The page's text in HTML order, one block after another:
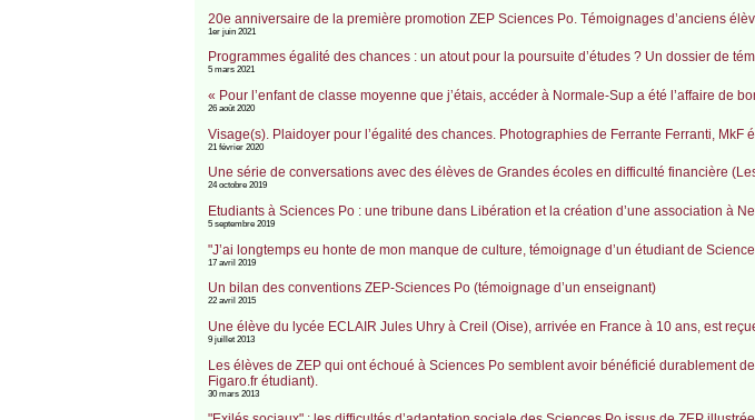
20e anniversaire de la première promotion ZEP Sciences Po. Témoignages d’anciens
1er juin 2021
Programmes égalité des chances : un atout pour la poursuite d’études ? Un dossier de
5 mars 2021
« Pour l’enfant de classe moyenne que j’étais, accéder à Normale-Sup a été l’affaire de
26 août 2020
Visage(s). Plaidoyer pour l’égalité des chances. Photographies de Ferrante Ferranti, MkF
21 février 2020
Une série de conversations avec des élèves de Grandes écoles en difficulté financière
24 octobre 2019
Etudiants à Sciences Po : une tribune dans Libération et la création d’une association à
5 septembre 2019
"J’ai longtemps eu honte de mon manque de culture, témoignage d’un étudiant de
17 avril 2019
Un bilan des conventions ZEP-Sciences Po (témoignage d’un enseignant)
22 avril 2015
Une élève du lycée ECLAIR Jules Uhry à Creil (Oise), arrivée en France à 10 ans, est
9 juillet 2013
Les élèves de ZEP qui ont échoué à Sciences Po semblent avoir bénéficié durablement
Figaro.fr étudiant).
30 mars 2013